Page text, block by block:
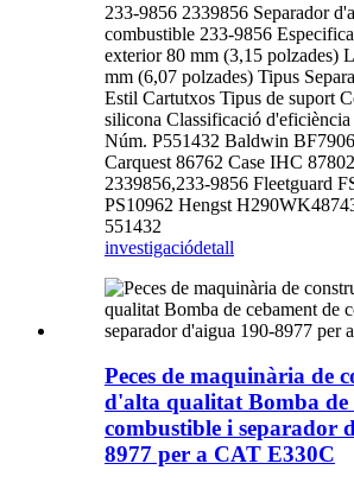
233-9856 2339856 Separador
combustible 233-9856
exterior 80 mm (3,15 polzades)
mm (6,07 polzades) Tipus
Estil Cartutxos Tipus de suport
silicona Classificació
Núm. P551432 Baldwin
Carquest 86762 Case IHC
2339856,233-9856 Fleetguard
PS10962 Hengst
551432
investigaciódetall
Peces de maquinària de
d'alta qualitat Bomba de
combustible i separador
8977 per a CAT E330C